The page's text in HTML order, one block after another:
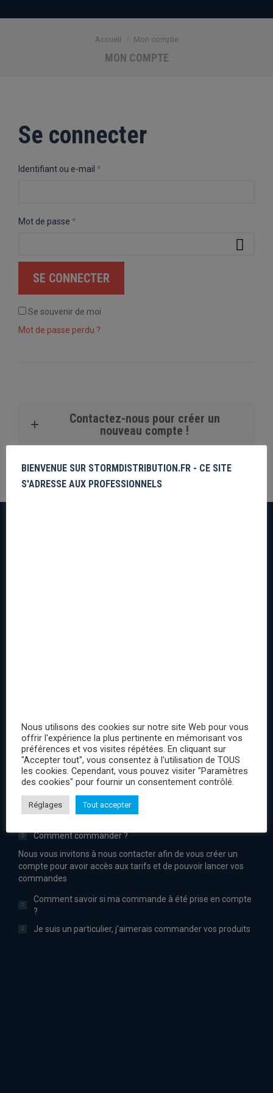
Vous êtes ici :
Accueil Mon compte
MON COMPTE
Se connecter
Identifiant ou e-mail *
Mot de passe *
SE CONNECTER
Se souvenir de moi
Mot de passe perdu ?
Contactez-nous pour créer un
nouveau compte !
Pokemon Dracofeu
Veuillez vous enregistrer
INFORMATIONS UTILES
Comment commander ?
Nous vous invitons à nous contacter afin de vous créer un
compte pour avoir accès aux tarifs et de pouvoir lancer vos
commandes
Comment savoir si ma commande à été prise en compte
?
Je suis un particulier, j'aimerais commander vos produits
BIENVENUE SUR STORMDISTRIBUTION.FR - CE SITE
S'ADRESSE AUX PROFESSIONNELS
Nous utilisons des cookies sur notre site Web pour vous
offrir l'expérience la plus pertinente en mémorisant vos
préférences et vos visites répétées. En cliquant sur
"Accepter tout", vous consentez à l'utilisation de TOUS
les cookies. Cependant, vous pouvez visiter "Paramètres
des cookies" pour fournir un consentement contrôlé.
Réglages Tout accepter